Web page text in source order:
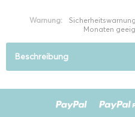
Warnung:
Monaten
Beschreibung